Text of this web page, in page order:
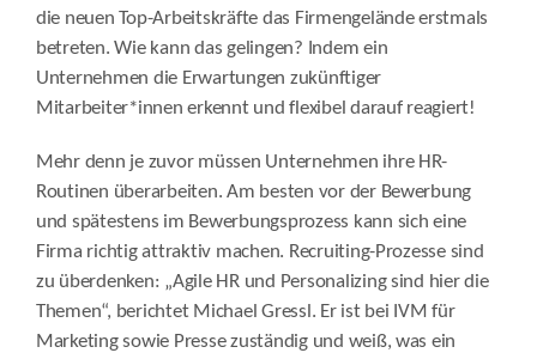
die neuen Top-Arbeitskräfte das Firmengelände erstmals
betreten. Wie kann das gelingen? Indem ein
Unternehmen die Erwartungen zukünftiger
Mitarbeiter*innen erkennt und flexibel darauf reagiert!
Mehr denn je zuvor müssen Unternehmen ihre HR-
Routinen überarbeiten. Am besten vor der Bewerbung
und spätestens im Bewerbungsprozess kann sich eine
Firma richtig attraktiv machen. Recruiting-Prozesse sind
zu überdenken: „Agile HR und Personalizing sind hier die
Themen“, berichtet Michael Gressl. Er ist bei IVM für
Marketing sowie Presse zuständig und weiß, was ein